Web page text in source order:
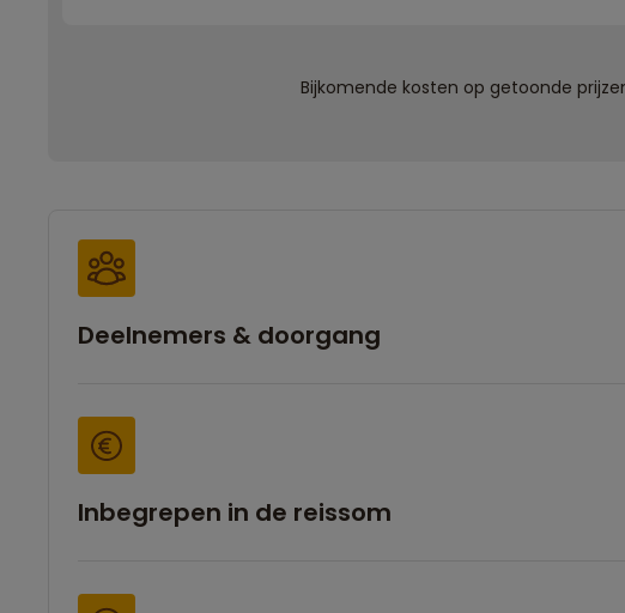
Bijkomende kosten op getoonde
Deelnemers & doorgang
Inbegrepen in de reissom